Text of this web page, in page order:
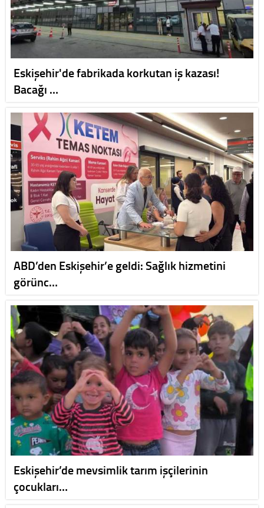
Eskişehir'de fabrikada korkutan iş kazası!
Bacağı …
ABD’den Eskişehir’e geldi: Sağlık hizmetini
görünc…
Eskişehir’de mevsimlik tarım işçilerinin
çocukları…